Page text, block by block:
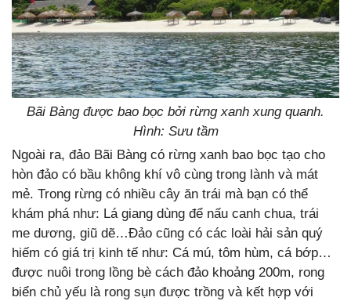
Bãi Bàng được bao bọc bởi rừng xanh xung quanh.
Hình: Sưu tầm
Ngoài ra, đảo Bãi Bàng có rừng xanh bao bọc tạo cho
hòn đảo có bầu không khí vô cùng trong lành và mát
mẻ. Trong rừng có nhiều cây ăn trái mà bạn có thể
khám phá như: Lá giang dùng để nấu canh chua, trái
me dương, giũ dẽ…Đảo cũng có các loài hải sản quý
hiếm có giá trị kinh tế như: Cá mú, tôm hùm, cá bớp…
được nuôi trong lồng bè cách đảo khoảng 200m, rong
biển chủ yếu là rong sụn được trồng và kết hợp với